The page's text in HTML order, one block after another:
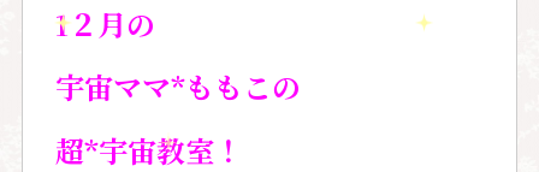
1２ 月の
宇宙ママ*ももこの
超*宇宙教室！